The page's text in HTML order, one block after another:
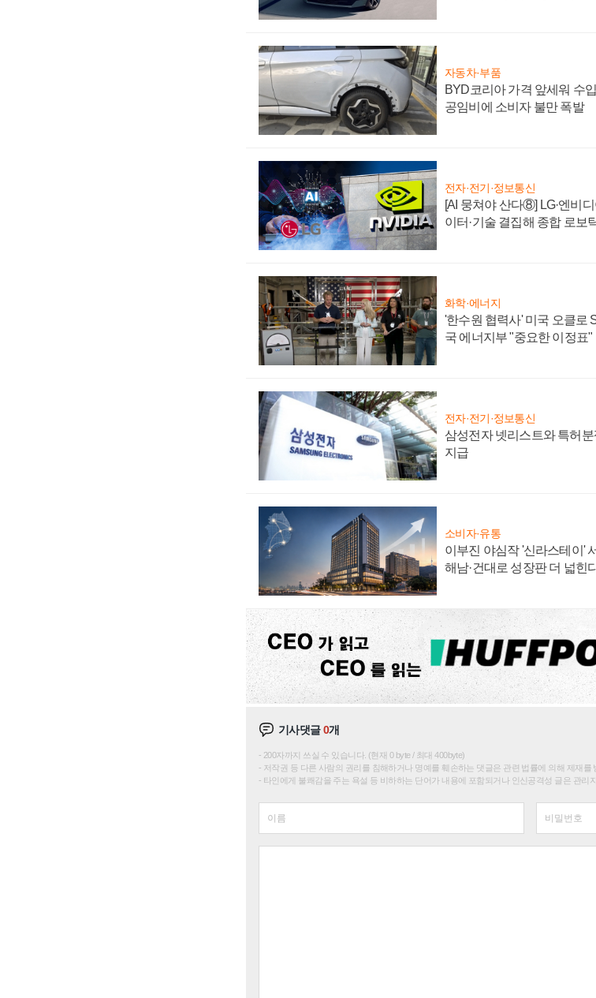
자동차·부품
BYD코리아 가격 앞세워 수
공임비에 소비자 불만 폭발
전자·전기·정보통신
[AI 뭉쳐야 산다⑧] LG·엔비
이터·기술 결집해 종합 로보
화학·에너지
'한수원 협력사' 미국 오클로
국 에너지부 "중요한 이정표"
전자·전기·정보통신
삼성전자 넷리스트와 특허분
지급
소비자·유통
이부진 야심작 '신라스테이'
해남·건대로 성장판 더 넓힌
기사댓글0개
200자까지 쓰실 수 있습니다. (현재 0 byte / 최대 400byte)
저작권 등 다른 사람의 권리를 침해하거나 명예를 훼손하는 댓글은 관련 법률에 의해 제재를
타인에게 불쾌감을 주는 욕설 등 비하하는 단어가 내용에 포함되거나 인신공격성 글은 관리